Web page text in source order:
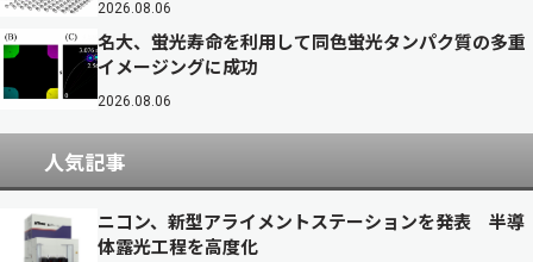
2026.08.06
名大、蛍光寿命を利用して同色蛍光タンパク質の多重
イメージングに成功
2026.08.06
人気記事
ニコン、新型アライメントステーションを発表 半導
体露光工程を高度化